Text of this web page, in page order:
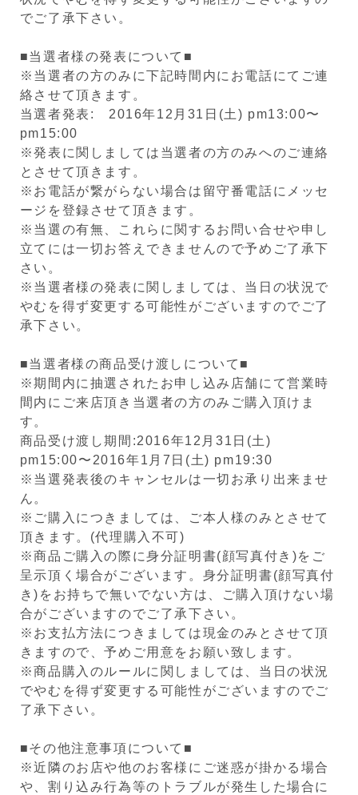
でご了承下さい。
■当選者様の発表について■
※当選者の方のみに下記時間内にお電話にてご連
絡させて頂きます。
当選者発表: 2016年12月31日(土) pm13:00〜
pm15:00
※発表に関しましては当選者の方のみへのご連絡
とさせて頂きます。
※お電話が繋がらない場合は留守番電話にメッセ
ージを登録させて頂きます。
※当選の有無、これらに関するお問い合せや申し
立てには一切お答えできませんので予めご了承下
さい。
※当選者様の発表に関しましては、当日の状況で
やむを得ず変更する可能性がございますのでご了
承下さい。
■当選者様の商品受け渡しについて■
※期間内に抽選されたお申し込み店舗にて営業時
間内にご来店頂き当選者の方のみご購入頂けま
す。
商品受け渡し期間:2016年12月31日(土)
pm15:00〜2016年1月7日(土) pm19:30
※当選発表後のキャンセルは一切お承り出来ませ
ん。
※ご購入につきましては、ご本人様のみとさせて
頂きます。(代理購入不可)
※商品ご購入の際に身分証明書(顔写真付き)をご
呈示頂く場合がございます。身分証明書(顔写真付
き)をお持ちで無いでない方は、ご購入頂けない場
合がございますのでご了承下さい。
※お支払方法につきましては現金のみとさせて頂
きますので、予めご用意をお願い致します。
※商品購入のルールに関しましては、当日の状況
でやむを得ず変更する可能性がございますのでご
了承下さい。
■その他注意事項について■
※近隣のお店や他のお客様にご迷惑が掛かる場合
や、割り込み行為等のトラブルが発生した場合に